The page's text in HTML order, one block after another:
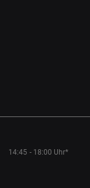
14:45 - 18:00 Uhr*